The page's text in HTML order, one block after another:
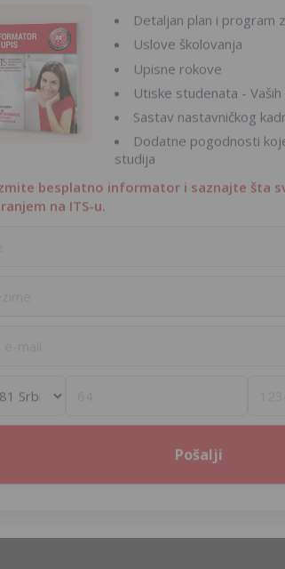
Detaljan plan i program
Uslove školovanja
Upisne rokove
Utiske studenata -
Sastav nastavničkog
Dodatne pogodnosti
studija
besplatno informator i saznajte šta
na ITS-u.